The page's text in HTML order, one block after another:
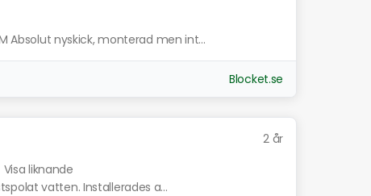
Absolut nyskick, monterad men int...
Blocket.se
2 år
Visa liknande
vatten. Installerades a...